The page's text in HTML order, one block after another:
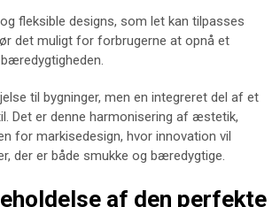
fleksible designs, som let kan tilpasses
det muligt for forbrugerne at opnå et
til bygninger, men en integreret del af et
Det er denne harmonisering af æstetik,
for markisedesign, hvor innovation vil
der er både smukke og bæredygtige.
af den perfekte